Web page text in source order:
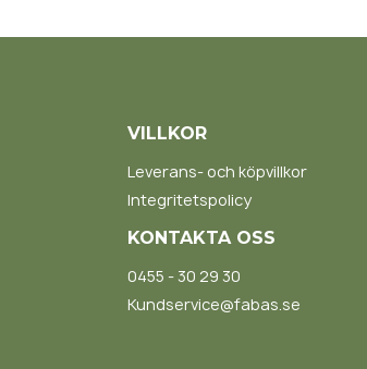
VILLKOR
Leverans- och köpvillkor
Integritetspolicy
KONTAKTA OSS
0455 - 30 29 30
Kundservice@fabas.se